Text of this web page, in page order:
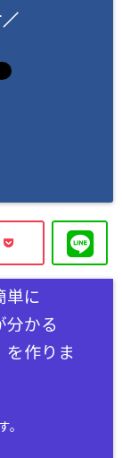
単に
分かる
を作りま